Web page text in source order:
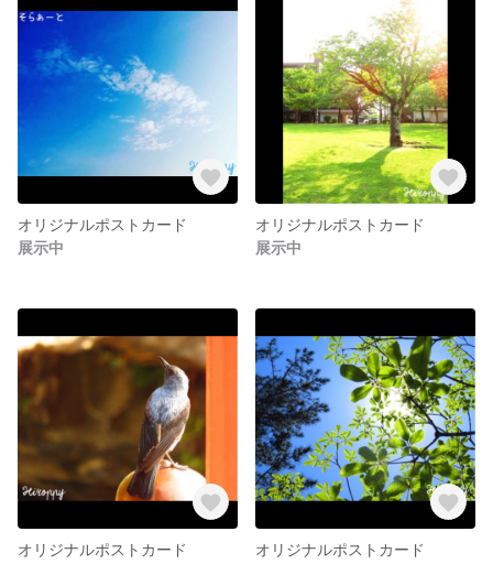
オリジナルポストカード
展示中
オリジナルポストカード
展示中
オリジナルポストカード
オリジナルポストカード